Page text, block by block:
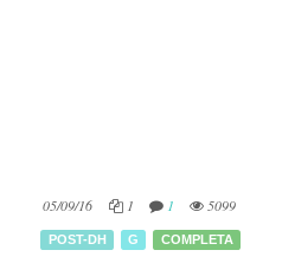
05/09/16 1 1 5099
POST-DH G COMPLETA